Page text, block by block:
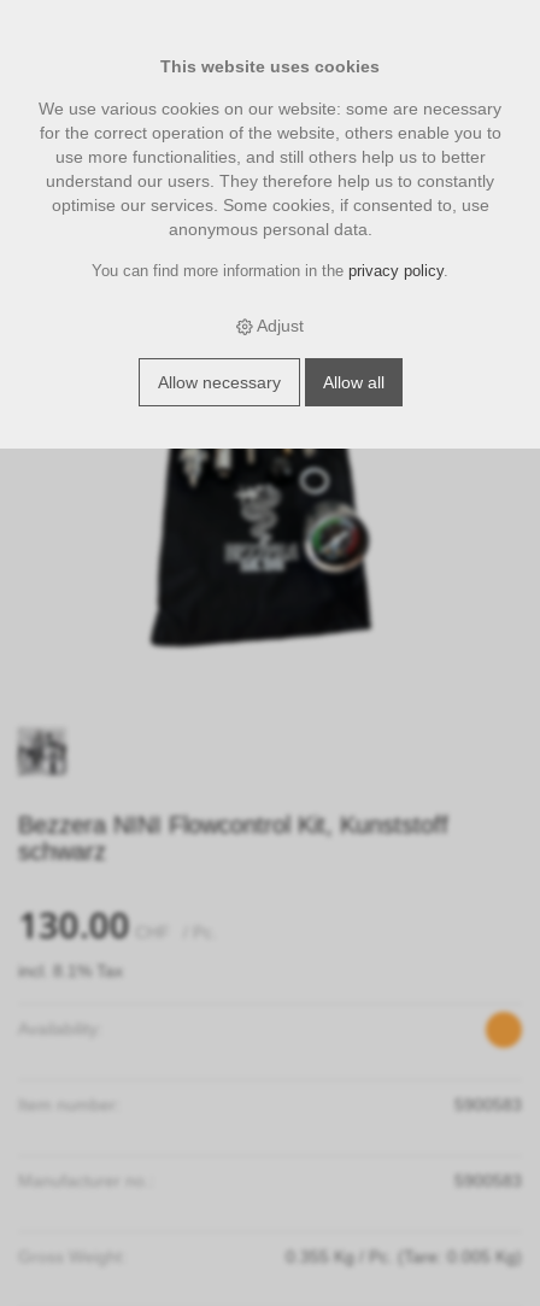
accesories › Bezzera Zubehör › Bezzera NINI Flowcontrol
Bezzera NINI Flowcontrol Kit, Kunststoff
schwarz
130.00
incl. 8.1% Tax
5900583
5900583
Kg / Pc. (Tare: 0.005 Kg)
This website uses cookies
We use various cookies on our website: some are necessary
for the correct operation of the website, others enable you to
use more functionalities, and still others help us to better
understand our users. They therefore help us to constantly
optimise our services. Some cookies, if consented to, use
anonymous personal data.
You can find more information in the privacy policy.
Adjust
Allow necessary Allow all